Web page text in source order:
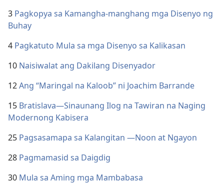
3 Pagkopya sa Kamangha-manghang mga Disenyo ng
Buhay
4 Pagkatuto Mula sa mga Disenyo sa Kalikasan
10 Naisiwalat ang Dakilang Disenyador
12Ang “Maringal na Kaloob” ni Joachim Barrande
15 Bratislava​—Sinaunang Ilog na Tawiran na Naging
Modernong Kabisera
25 Pagsasamapa sa Kalangitan ​—Noon at Ngayon
28 Pagmamasid sa Daigdig
30 Mula sa Aming mga Mambabasa